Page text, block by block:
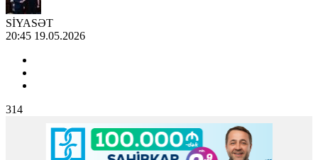
SİYASƏT
20:45 19.05.2026
314